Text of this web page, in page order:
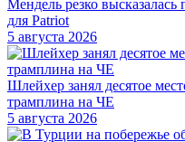
Мендель резко высказалась
для Patriot
5 августа 2026
Шлейхер занял десятое
трамплина на ЧЕ
5 августа 2026